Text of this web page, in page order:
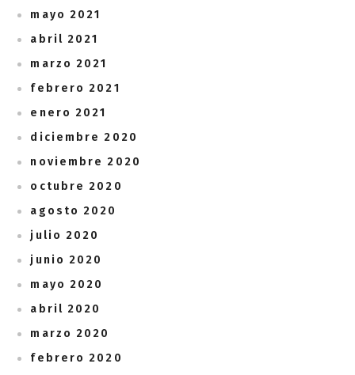
mayo 2021
abril 2021
marzo 2021
febrero 2021
enero 2021
diciembre 2020
noviembre 2020
octubre 2020
agosto 2020
julio 2020
junio 2020
mayo 2020
abril 2020
marzo 2020
febrero 2020